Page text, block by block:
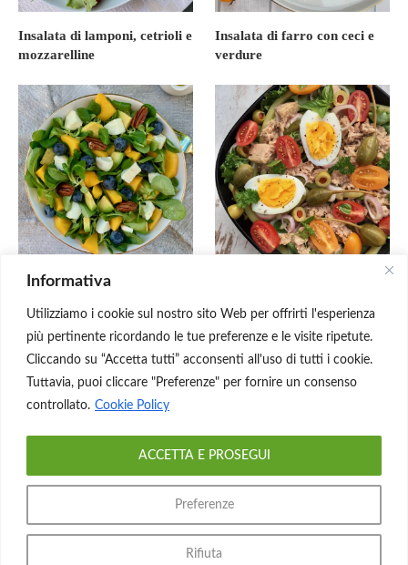
Informativa
Utilizziamo i cookie sul nostro sito Web per offrirti l'esperienza
più pertinente ricordando le tue preferenze e le visite ripetute.
Cliccando su “Accetta tutti” acconsenti all'uso di tutti i cookie.
Tuttavia, puoi cliccare "Preferenze" per fornire un consenso
controllato. Cookie Policy
Preferenze
Rifiuta
ACCETTA E PROSEGUI
Insalata di lamponi, cetrioli e
mozzarelline
Insalata di farro con ceci e
verdure
Insalata con mango,
La Cucina Salutare • info@lacucinasalutare.it • P. IVA
Privacy Policy•Cookie Policy•Condizioni di vendita